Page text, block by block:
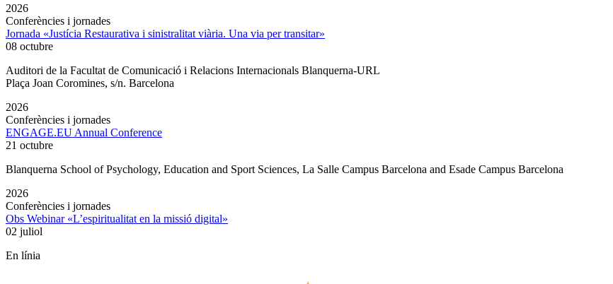
2026
Conferències i jornades
Jornada «Justícia Restaurativa i sinistralitat viària. Una via per transitar»
08 octubre
Auditori de la Facultat de Comunicació i Relacions Internacionals Blanquerna-URL
Plaça Joan Coromines, s/n. Barcelona
2026
Conferències i jornades
ENGAGE.EU Annual Conference
21 octubre
Blanquerna School of Psychology, Education and Sport Sciences, La Salle Campus Barcelona and Esade Campus Barcelona
2026
Conferències i jornades
Obs Webinar «L’espiritualitat en la missió digital»
02 juliol
En línia